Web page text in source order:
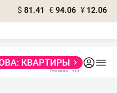
$ 81.41 € 94.06 ¥ 12.06